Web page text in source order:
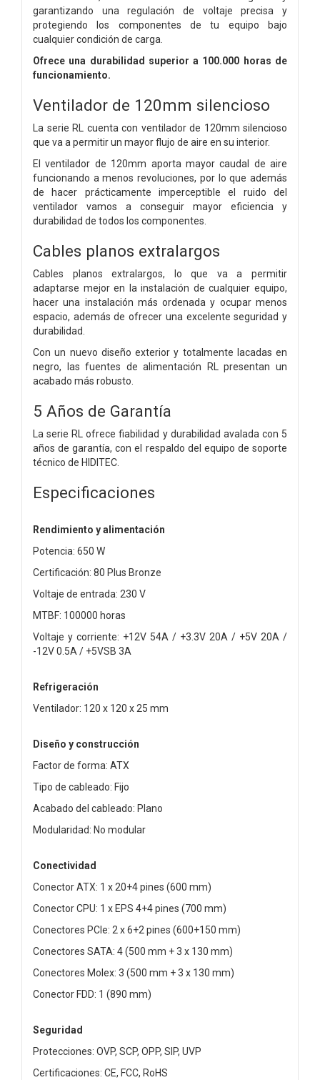
garantizando una regulación de voltaje precisa y
protegiendo los componentes de tu equipo bajo
cualquier condición de carga.
Ofrece una durabilidad superior a 100.000 horas de
funcionamiento.
Ventilador de 120mm silencioso
La serie RL cuenta con ventilador de 120mm silencioso
que va a permitir un mayor flujo de aire en su interior.
El ventilador de 120mm aporta mayor caudal de aire
funcionando a menos revoluciones, por lo que además
de hacer prácticamente imperceptible el ruido del
ventilador vamos a conseguir mayor eficiencia y
durabilidad de todos los componentes.
Cables planos extralargos
Cables planos extralargos, lo que va a permitir
adaptarse mejor en la instalación de cualquier equipo,
hacer una instalación más ordenada y ocupar menos
espacio, además de ofrecer una excelente seguridad y
durabilidad.
Con un nuevo diseño exterior y totalmente lacadas en
negro, las fuentes de alimentación RL presentan un
acabado más robusto.
5 Años de Garantía
La serie RL ofrece fiabilidad y durabilidad avalada con 5
años de garantía, con el respaldo del equipo de soporte
técnico de HIDITEC.
Especificaciones
Rendimiento y alimentación
Potencia: 650 W
Certificación: 80 Plus Bronze
Voltaje de entrada: 230 V
MTBF: 100000 horas
Voltaje y corriente: +12V 54A / +3.3V 20A / +5V 20A /
-12V 0.5A / +5VSB 3A
Refrigeración
Ventilador: 120 x 120 x 25 mm
Diseño y construcción
Factor de forma: ATX
Tipo de cableado: Fijo
Acabado del cableado: Plano
Modularidad: No modular
Conectividad
Conector ATX: 1 x 20+4 pines (600 mm)
Conector CPU: 1 x EPS 4+4 pines (700 mm)
Conectores PCIe: 2 x 6+2 pines (600+150 mm)
Conectores SATA: 4 (500 mm + 3 x 130 mm)
Conectores Molex: 3 (500 mm + 3 x 130 mm)
Conector FDD: 1 (890 mm)
Seguridad
Protecciones: OVP, SCP, OPP, SIP, UVP
Certificaciones: CE, FCC, RoHS